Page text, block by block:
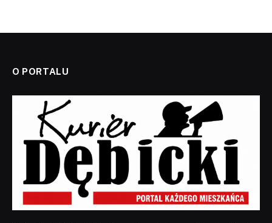
O PORTALU